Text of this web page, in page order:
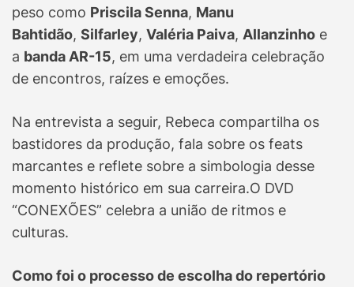
peso como Priscila Senna, Manu
Bahtidão, Silfarley, Valéria Paiva, Allanzinho e
a banda AR-15, em uma verdadeira celebração
de encontros, raízes e emoções.
Na entrevista a seguir, Rebeca compartilha os
bastidores da produção, fala sobre os feats
marcantes e reflete sobre a simbologia desse
momento histórico em sua carreira.O DVD
“CONEXÕES” celebra a união de ritmos e
culturas.
Como foi o processo de escolha do repertório